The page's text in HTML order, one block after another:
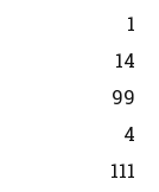
1
14
99
4
111